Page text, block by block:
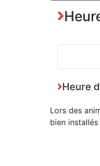
Heure
Lors des
bien